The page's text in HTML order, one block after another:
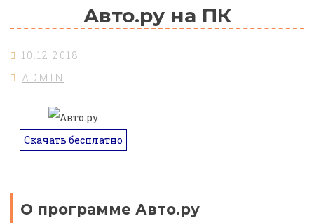
Авто.ру на ПК
10.12.2018
ADMIN
Скачать бесплатно
О программе Авто.ру